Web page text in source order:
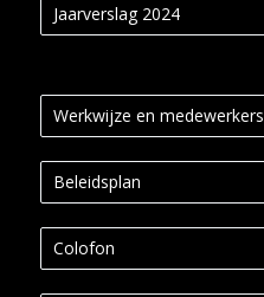
Jaarverslag 2024
Werkwijze en medewerkers
Beleidsplan
Colofon